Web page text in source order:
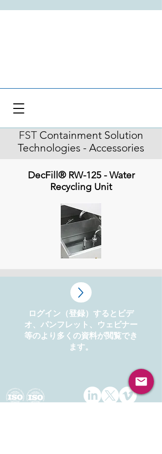
FST Containment Solution
Technologies - Accessories
DecFill® RW-125 - Water
Recycling Unit
ログイン（登録）するとビデ
オ、パンフレット、ウェビナー
等のより多くの資料が閲覧でき
ます。